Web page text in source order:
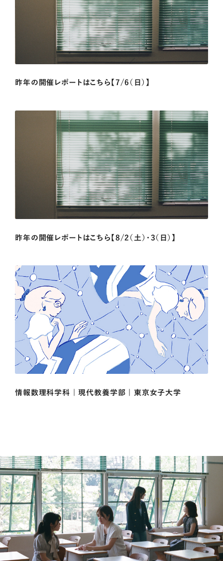
昨年の開催レポートはこちら【7/6（日）】
昨年の開催レポートはこちら【8/2（土）・3（日）】
情報数理科学科 | 現代教養学部 | 東京女子大学